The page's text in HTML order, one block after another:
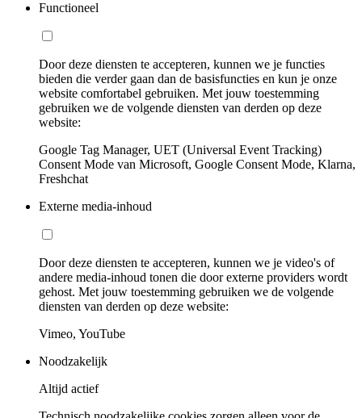
Functioneel
Door deze diensten te accepteren, kunnen we je functies
bieden die verder gaan dan de basisfuncties en kun je onze
website comfortabel gebruiken. Met jouw toestemming
gebruiken we de volgende diensten van derden op deze
website:
Google Tag Manager, UET (Universal Event Tracking)
Consent Mode van Microsoft, Google Consent Mode, Klarna,
Freshchat
Externe media-inhoud
Door deze diensten te accepteren, kunnen we je video's of
andere media-inhoud tonen die door externe providers wordt
gehost. Met jouw toestemming gebruiken we de volgende
diensten van derden op deze website:
Vimeo, YouTube
Noodzakelijk
Altijd actief